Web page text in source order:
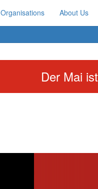
Organisations About Us
Der Mai